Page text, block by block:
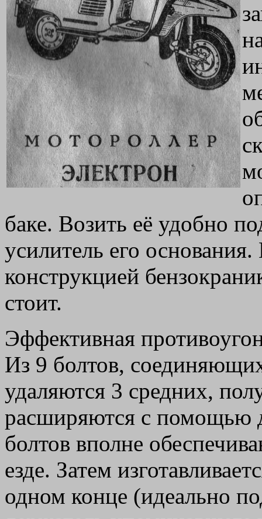
баке. Возить её удобно
усилитель его
конструкцией
стоит.
Эффективная
Из 9 болтов,
удаляются 3 средних,
расширяются с помощью
болтов вполне
езде. Затем
одном конце (идеально